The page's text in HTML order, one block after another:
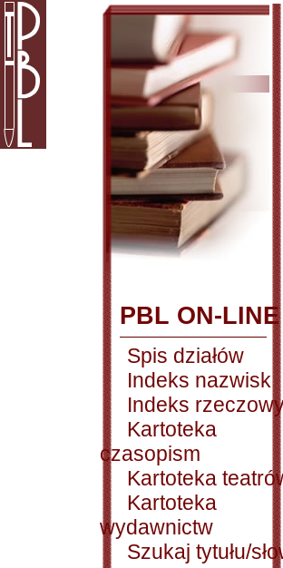
PBL ON-LINE
Spis działów
Indeks nazwisk
Indeks
Kartoteka
czasopism
Kartoteka
Kartoteka
wydawnictw
Szukaj tytułu/